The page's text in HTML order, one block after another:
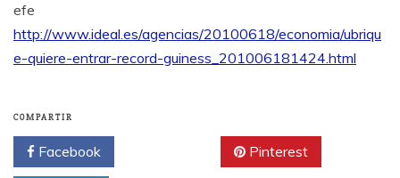
efe
http://www.ideal.es/agencias/20100618/economia/ubriqu
e-quiere-entrar-record-guiness_201006181424.html
COMPARTIR
Facebook Pinterest